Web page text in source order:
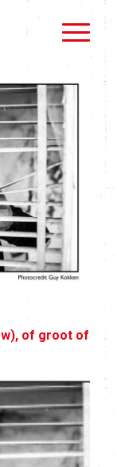
of groot of